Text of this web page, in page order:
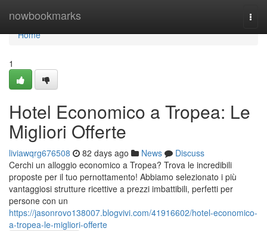
nowbookmarks
Home
Home
1
Hotel Economico a Tropea: Le
Migliori Offerte
liviawqrg676508 82 days ago News
Discuss
Cerchi un alloggio economico a Tropea? Trova le incredibili
proposte per il tuo pernottamento! Abbiamo selezionato i più
vantaggiosi strutture ricettive a prezzi imbattibili, perfetti per
persone con un
https://jasonrovo138007.blogvivi.com/41916602/hotel-economico-
a-tropea-le-migliori-offerte